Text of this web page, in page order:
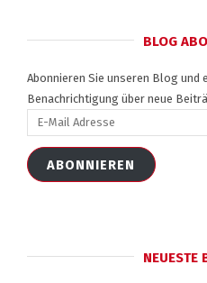
BLOG
Abonnieren Sie unseren Blog und
Benachrichtigung über neue
Mail
AdresseABONNIEREN
NEUESTE